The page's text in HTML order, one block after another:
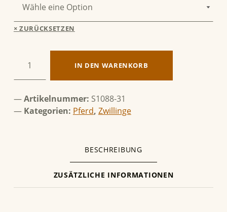
ZURÜCKSETZEN
IN DEN WARENKORB
Artikelnummer: S1088-31
Kategorien: Pferd, Zwillinge
BESCHREIBUNG
ZUSÄTZLICHE INFORMATIONEN